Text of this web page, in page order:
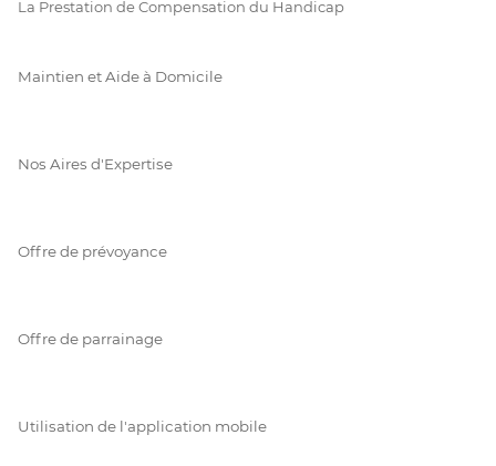
La Prestation de Compensation du Handicap
Maintien et Aide à Domicile
Nos Aires d'Expertise
Offre de prévoyance
Offre de parrainage
Utilisation de l'application mobile